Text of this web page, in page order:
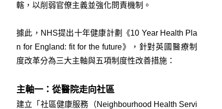
轄，以削弱官僚主義並強化問責機制。
據此，NHS提出十年健康計劃《10 Year Health Pla
n for England: fit for the future》，針對英國醫療制
度改革分為三大主軸與五項制度性改善措施：
主軸一：從醫院走向社區
建立「社區健康服務（Neighbourhood Health Servi